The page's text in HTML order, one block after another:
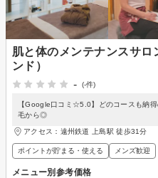
肌と体のメンテナンスサ
ンド）
-
(-件)
【Google口コミ☆5.0】どのコースも納
毛から◎
アクセス：遠州鉄道 上島駅 徒歩31分
ポイントが貯まる・使える メンズ歓迎
メニュー別参考価格